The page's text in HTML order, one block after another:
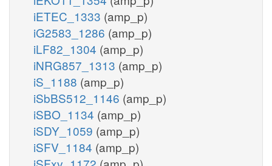
iETEC_1333 (amp_p)
iG2583_1286 (amp_p)
iLF82_1304 (amp_p)
iNRG857_1313 (amp_p)
iS_1188 (amp_p)
iSbBS512_1146 (amp_p)
iSBO_1134 (amp_p)
iSDY_1059 (amp_p)
iSFV_1184 (amp_p)